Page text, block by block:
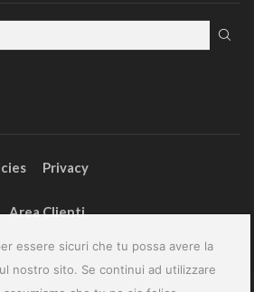
essere sicuri che tu possa avere la
nostro sito. Se continui ad utilizzare
Privacy
Area Clienti